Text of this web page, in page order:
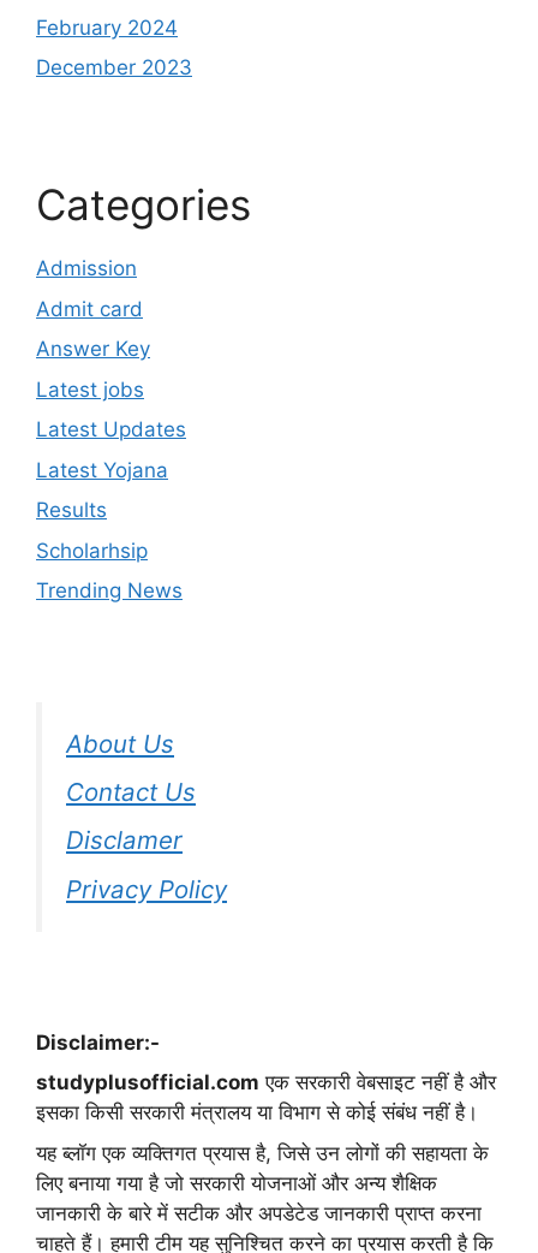
February 2024
December 2023
Categories
Admission
Admit card
Answer Key
Latest jobs
Latest Updates
Latest Yojana
Results
Scholarhsip
Trending News
About Us
Contact Us
Disclamer
Privacy Policy
Disclaimer:-
studyplusofficial.com एक सरकारी वेबसाइट नहीं है और
इसका किसी सरकारी मंत्रालय या विभाग से कोई संबंध नहीं है।
यह ब्लॉग एक व्यक्तिगत प्रयास है, जिसे उन लोगों की सहायता के
लिए बनाया गया है जो सरकारी योजनाओं और अन्य शैक्षिक
जानकारी के बारे में सटीक और अपडेटेड जानकारी प्राप्त करना
चाहते हैं। हमारी टीम यह सुनिश्चित करने का प्रयास करती है कि